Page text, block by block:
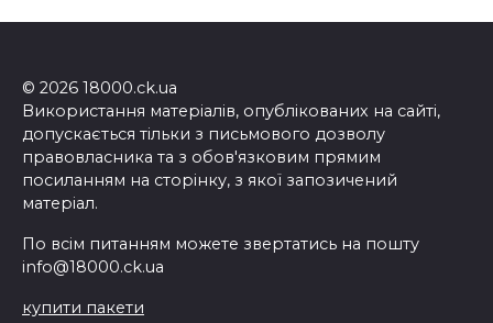
© 2026 18000.ck.ua
Використання матеріалів, опублікованих на сайті,
допускається тільки з письмового дозволу
правовласника та з обов'язковим прямим
посиланням на сторінку, з якої запозичений
матеріал.
По всім питанням можете звертатись на пошту
info@18000.ck.ua
купити пакети